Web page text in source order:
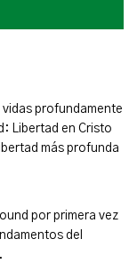
profundamente
Libertad en Cristo
más profunda
por primera vez
del